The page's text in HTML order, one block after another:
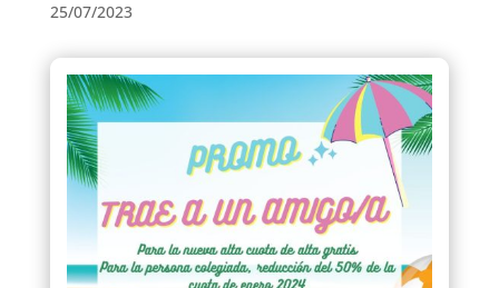
25/07/2023